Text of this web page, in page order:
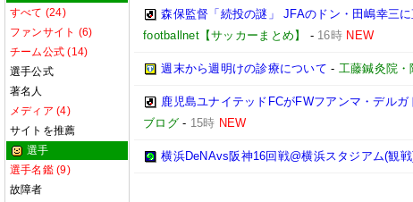
すべて (24)
ファンサイト (6)
チーム公式 (14)
選手公式
著名人
メディア (4)
サイトを推薦
選手
選手名鑑 (9)
故障者
森保監督「続投の謎」 JFAのドン・田嶋幸三
footballnet【サッカーまとめ】
- 16時 NEW
週末から週明けの診療について - 工藤鍼灸院
鹿児島ユナイテッドFCがFWフアンマ・デル
ブログ- 15時 NEW
横浜DeNAvs阪神16回戦@横浜スタジアム(観